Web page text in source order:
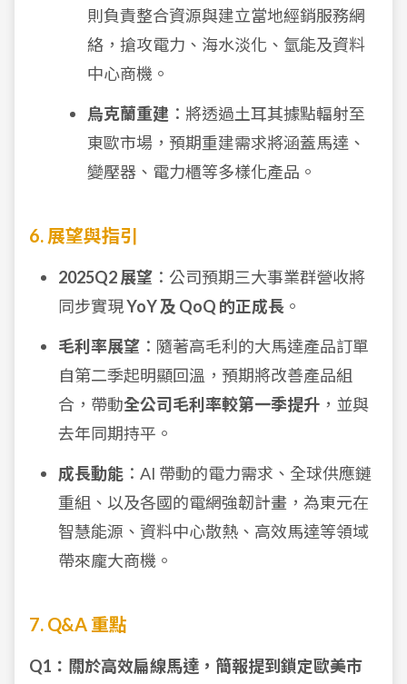
則負責整合資源與建立當地經銷服務網
絡，搶攻電力、海水淡化、氫能及資料
中心商機。
烏克蘭重建 ：將透過土耳其據點輻射至
東歐市場，預期重建需求將涵蓋馬達、
變壓器、電力櫃等多樣化產品。
6. 展望與指引
2025Q2 展望 ：公司預期三大事業群營收將
同步實現YoY 及 QoQ 的正成長 。
毛利率展望 ：隨著高毛利的大馬達產品訂單
自第二季起明顯回溫，預期將改善產品組
合，帶動全公司毛利率較第一季提升 ，並與
去年同期持平。
成長動能 ：AI 帶動的電力需求、全球供應鏈
重組、以及各國的電網強韌計畫，為東元在
智慧能源、資料中心散熱、高效馬達等領域
帶來龐大商機。
7. Q&A 重點
Q1：關於高效扁線馬達，簡報提到鎖定歐美市